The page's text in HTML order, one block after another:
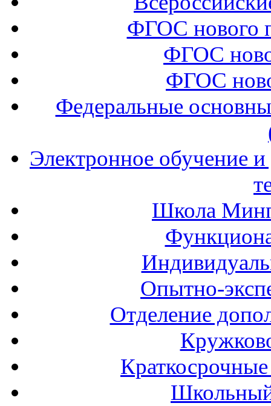
ФГОС нового
ФГОС
ФГОС
Федеральные
Электронное обучение
Школа
Опытно-
Отделение